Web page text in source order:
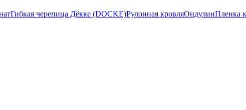
Гибкая черепица Дёкке (DOCKE)Рулонная кровляОндулинПленка